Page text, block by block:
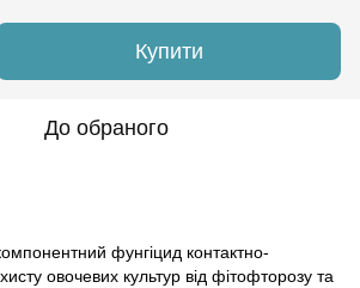
Купити
До обраного
фунгіцид контактно-
овочевих культур від фітофторозу та